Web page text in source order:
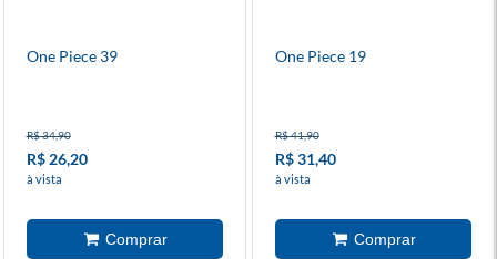
One Piece 39
R$ 34,90
R$ 26,20
à vista
One Piece 19
R$ 41,90
R$ 31,40
à vista